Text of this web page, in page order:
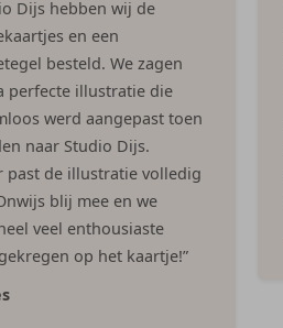
Dijs hebben wij de
en een
besteld. We zagen
perfecte illustratie die
werd aangepast toen
naar Studio Dijs.
past de illustratie volledig
blij mee en we
veel enthousiaste
op het kaartje!”